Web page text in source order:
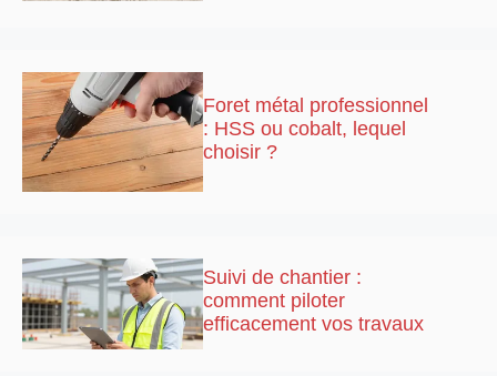
Foret métal professionnel
: HSS ou cobalt, lequel
choisir ?
Suivi de chantier :
comment piloter
efficacement vos travaux